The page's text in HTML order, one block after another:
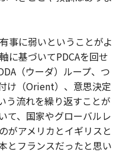
事に弱いということがよ
に基づいてPDCAを回せ
（ウーダ）ループ、つ
け（Orient）、意思決定
う流れを繰り返すことが
て、国家やグローバルレ
がアメリカとイギリスと
とフランスだったと思い